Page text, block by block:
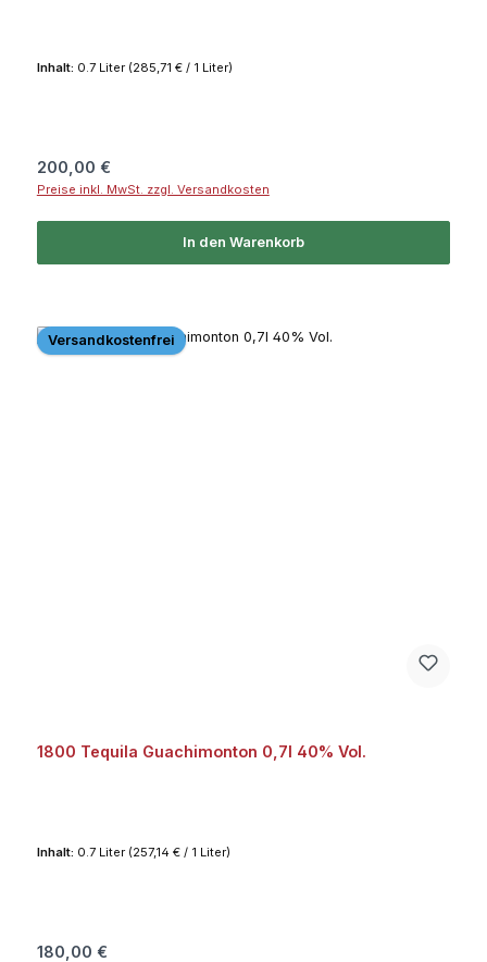
Inhalt: 0.7 Liter (285,71 € / 1 Liter)
Regulärer Preis:
200,00 €
Preise inkl. MwSt. zzgl. Versandkosten
In den Warenkorb
Versandkostenfrei
1800 Tequila Guachimonton 0,7l 40% Vol.
Inhalt: 0.7 Liter (257,14 € / 1 Liter)
Regulärer Preis:
180,00 €